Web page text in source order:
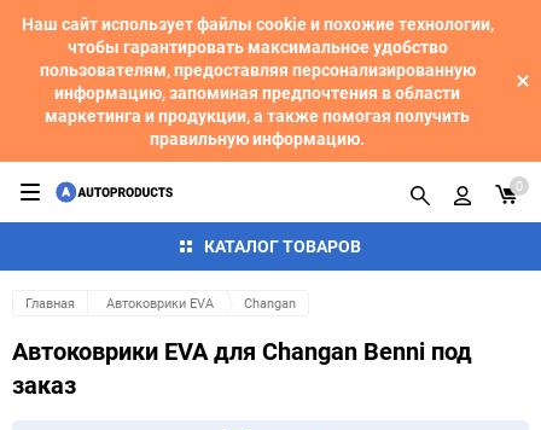
Наш сайт использует файлы cookie и похожие технологии,
чтобы гарантировать максимальное удобство
пользователям, предоставляя персонализированную
информацию, запоминая предпочтения в области
маркетинга и продукции, а также помогая получить
правильную информацию.
КАТАЛОГ ТОВАРОВ
0
Главная Автоковрики EVA Changan
Автоковрики EVA для Changan Benni под
заказ